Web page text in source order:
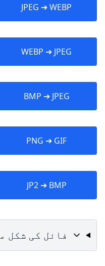
JPEG ➔ WEBP
WEBP ➔ JPEG
BMP ➔ JPEG
PNG ➔ GIF
JP2 ➔ BMP
فائل کی شکل